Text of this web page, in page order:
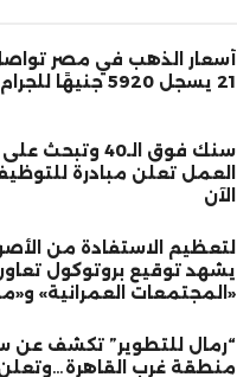
أسعار الذهب في مصر
21 يسجل 5920 جنيهًا للجرام
سنك فوق الـ40
العمل تعلن مبادرة
الآن
لتعظيم الاستفادة من
يشهد توقيع بروتوكول
«المجتمعات العمرانية»
“رمال للتطوير” تكشف عن
منطقة غرب